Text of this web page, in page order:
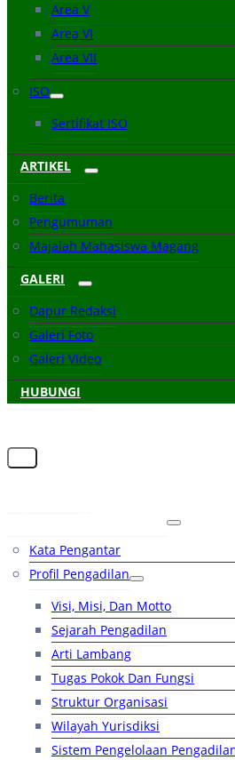
Area V
Area VI
Area VII
ISO
Sertifikat ISO
ARTIKEL
Berita
Pengumuman
Majalah Mahasiswa Magang
GALERI
Dapur Redaksi
Galeri Foto
Galeri Video
HUBUNGI
Kata Pengantar
Profil Pengadilan
Visi, Misi, Dan Motto
Sejarah Pengadilan
Arti Lambang
Tugas Pokok Dan Fungsi
Struktur Organisasi
Wilayah Yurisdiksi
Sistem Pengelolaan